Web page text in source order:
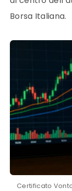
Borsa Italiana.
Certificato